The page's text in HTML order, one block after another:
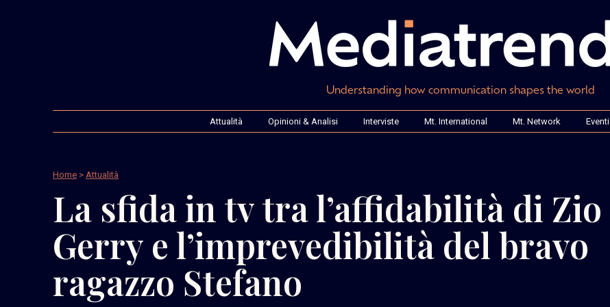
Understanding how communication shapes the world
Attualità Opinioni & Analisi Interviste Mt. International Mt. Network Eventi
Home > Attualità
La sfida in tv tra l’affidabilità di Zio
Gerry e l’imprevedibilità del bravo
ragazzo Stefano